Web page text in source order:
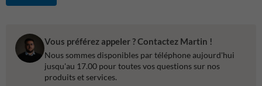
Vous préférez appeler ? Contactez Martin !
Nous sommes disponibles par téléphone aujourd'hui
jusqu'au 17.00 pour toutes vos questions sur nos
produits et services.